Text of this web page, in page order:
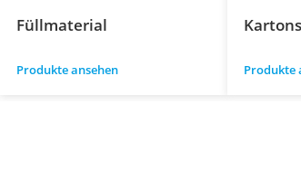
Füllmaterial
Produkte ansehen Produkte